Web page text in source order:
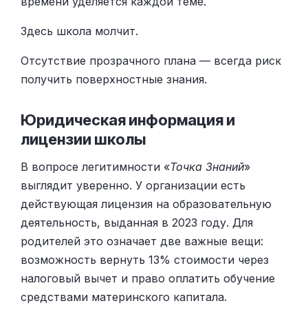
Здесь школа молчит.
Отсутствие прозрачного плана — всегда риск
получить поверхностные знания.
Юридическая информация и
лицензии школы
В вопросе легитимности «Точка Знаний»
выглядит уверенно. У организации есть
действующая лицензия на образовательную
деятельность, выданная в 2023 году. Для
родителей это означает две важные вещи:
возможность вернуть 13% стоимости через
налоговый вычет и право оплатить обучение
средствами материнского капитала.